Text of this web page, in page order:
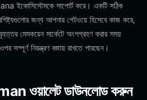
ইকোসিস্টেমকে সাপোর্ট করে। একটি সঠিক
জন্য আপনার গেটওয়ে হিসেবে কাজ করে,
মেমকয়েন মার্কেটে অংশগ্রহণ করার সময়
সম্পূর্ণ নিয়ন্ত্রণ বজায় রাখতে পারছেন।
ওয়ালেট ডাউনলোড করুন